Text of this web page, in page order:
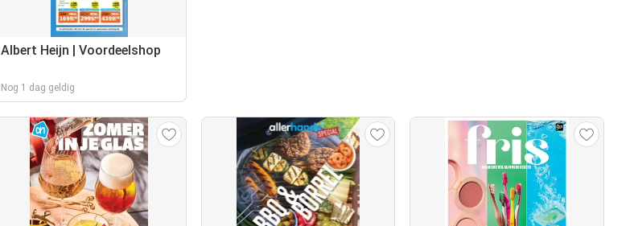
Albert Heijn | Voordeelshop
Nog 1 dag geldig